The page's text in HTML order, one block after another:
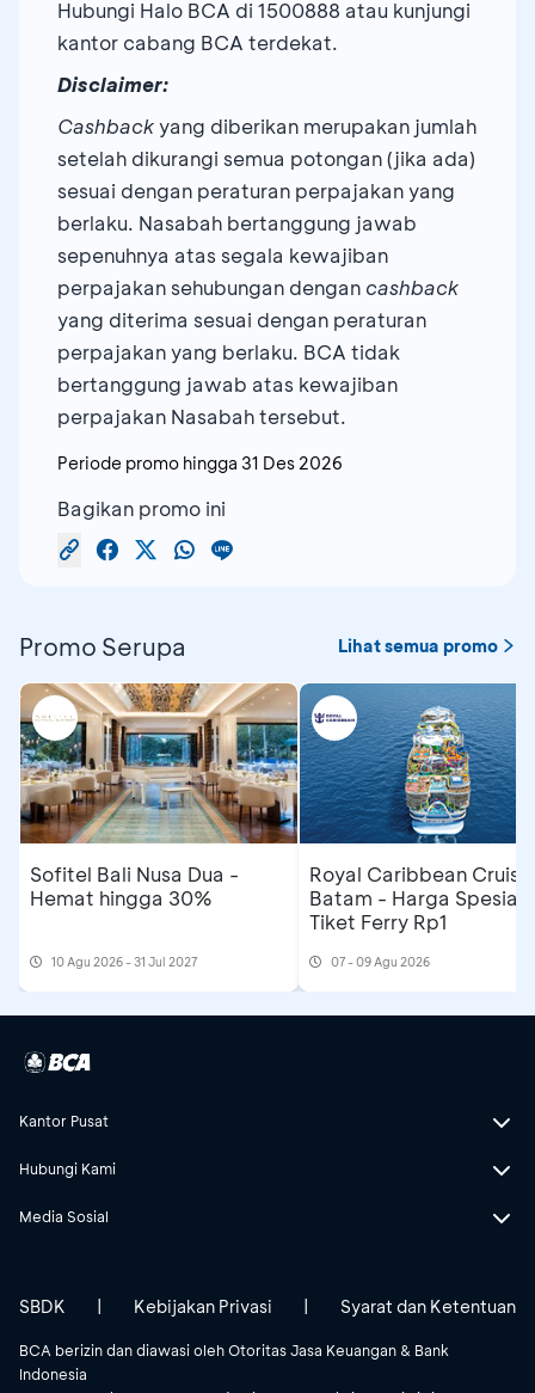
Hubungi Halo BCA di 1500888 atau kunjungi
kantor cabang BCA terdekat.
Disclaimer:
Cashbackyang diberikan merupakan jumlah
setelah dikurangi semua potongan (jika ada)
sesuai dengan peraturan perpajakan yang
berlaku. Nasabah bertanggung jawab
sepenuhnya atas segala kewajiban
perpajakan sehubungan dengan cashback
yang diterima sesuai dengan peraturan
perpajakan yang berlaku. BCA tidak
bertanggung jawab atas kewajiban
perpajakan Nasabah tersebut.
Periode promo hingga 31 Des 2026
Bagikan promo ini
Promo Serupa Lihat semua promo
Sofitel Bali Nusa Dua -
Hemat hingga 30%
10 Agu 2026 - 31 Jul 2027
Royal Caribbean Cruise
Batam - Harga Spesial
Tiket Ferry Rp1
07 - 09 Agu 2026
Kantor Pusat
Hubungi Kami
Media Sosial
BCA berizin dan diawasi oleh Otoritas Jasa Keuangan & Bank
Indonesia
SBDK | Kebijakan Privasi | Syarat dan Ketentuan